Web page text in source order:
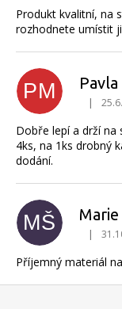
Produkt kvalitní, na
rozhodnete umístit
PM |
Dobře lepí a drží na
4ks, na 1ks drobný
dodání.
MŠ |
Příjemný materiál